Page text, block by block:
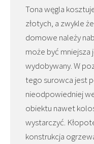
Tona węgla
złotych, a zwykle
domowe należy
może być mniejsza
wydobywany. W
tego surowca jest
nieodpowiedniej
obiektu nawet
wystarczyć.
konstrukcja